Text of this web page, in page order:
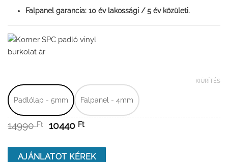
Falpanel garancia: 10 év lakossági / 5 év közületi.
Padlólap - 5mm Falpanel - 4mm
KIÜRÍTÉS
14990Ft
Original
was:
14990 Ft.
10440 FtCurrent
is:
10440 Ft.
AJÁNLATOT KÉREK